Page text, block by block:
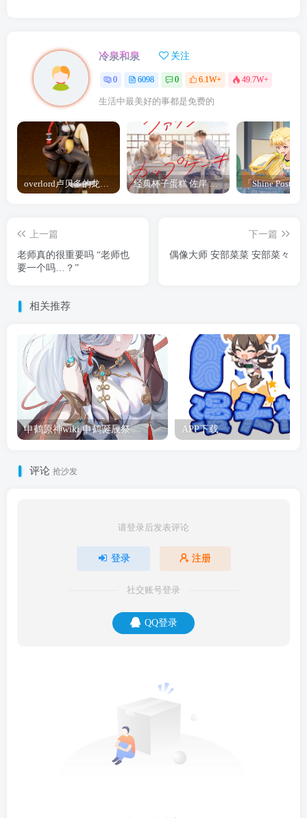
冷泉和泉 关注
0 6098 0 6.1W+ 49.7W+
生活中最美好的事都是免费的
overlord卢贝多的龙王谁厉害 「Overlord」露普斯蕾琪娜·贝塔手办开订 经典杯子蛋糕 佐岸 漫画「经典杯子蛋糕」宣布真人日剧化
上一篇
老师真的很重要吗 “老师也
要一个吗…？”
下一篇
偶像大师 安部菜菜 安部菜々
相关推荐
申鹤原神wiki 申鹤诞辰祭 APP下载
评论 抢沙发
请登录后发表评论
登录 注册
社交账号登录
QQ登录